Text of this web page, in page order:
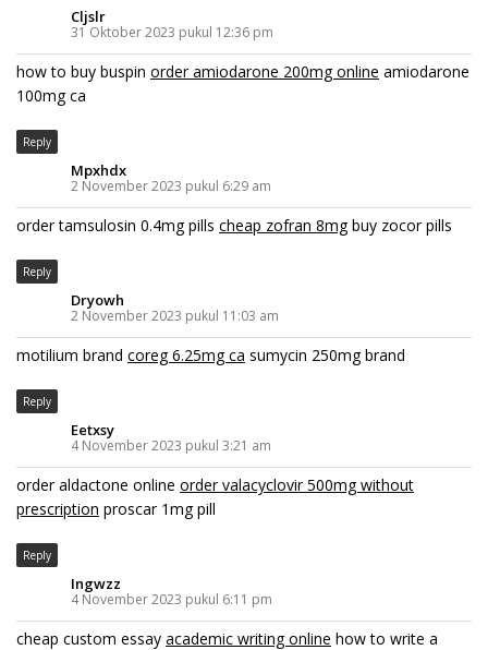
Cljslr
31 Oktober 2023 pukul 12:36 pm
how to buy buspin order amiodarone 200mg online amiodarone
100mg ca
Reply
Mpxhdx
2 November 2023 pukul 6:29 am
order tamsulosin 0.4mg pills cheap zofran 8mgbuy zocor pills
Reply
Dryowh
2 November 2023 pukul 11:03 am
motilium brand coreg 6.25mg ca sumycin 250mg brand
Reply
Eetxsy
4 November 2023 pukul 3:21 am
order aldactone online order valacyclovir 500mg without
prescription proscar 1mg pill
Reply
Ingwzz
4 November 2023 pukul 6:11 pm
cheap custom essay academic writing online how to write a